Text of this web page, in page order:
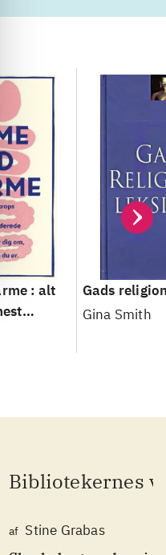
: alt
organ
Gads
Gina Smith
Bibliotekernes
af Stine Grabas